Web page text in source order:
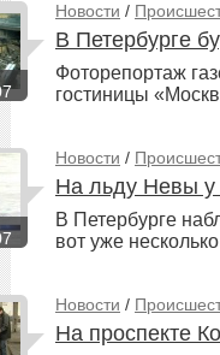
Новости /
В Петербурге
Фоторепортаж
гостиницы
Новости /
На льду Невы у
В Петербурге
вот уже
Новости /
На проспекте